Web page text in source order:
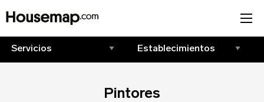
Pintores